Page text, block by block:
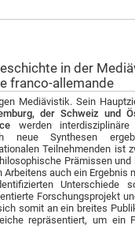
in der
franco-allemande
Mediävistik. Sein
der Schweiz und
werden interdisziplinäre
neue Synthesen
Teilnehmenden ist
Prämissen und
auch ein Ergebnis
Unterschiede
Forschungsprojekt
somit an ein breites
repräsentiert, um ein